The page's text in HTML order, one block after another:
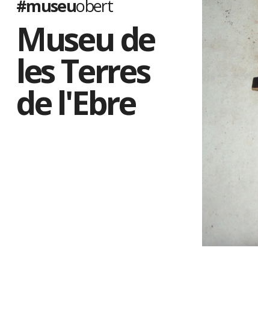
#museuobert
Museu de
les Terres
de l'Ebre